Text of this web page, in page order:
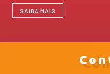
SAIBA MAIS